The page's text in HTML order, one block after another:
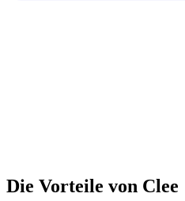
Die Vorteile von Clee